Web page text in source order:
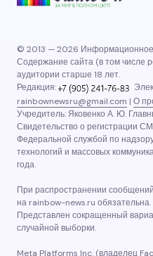
© 2013 — 2026 Информационное
Содержание сайта (в том числе
аудитории старше 18 лет.
Редакция:
rainbownewsru@gmail.com | О
Учредитель: Яковенко А. Ю.
Свидетельство о регистрации
Федеральной службой по
технологий и массовых
года.
При распространении
на rainbow-news.ru обязательна.
Представлен сокращенный
случайной выборки.
Meta Platforms Inc. (владелец